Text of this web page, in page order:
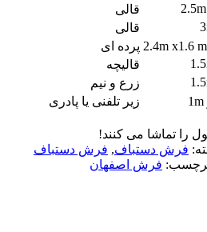
قالی
قالی
پرده ای
قالیچه
زرع و نیم
زیر تلفنی یا پادری
را تماشا می کنند!
فرش دستباف, فرش دستباف
فرش اصفهان